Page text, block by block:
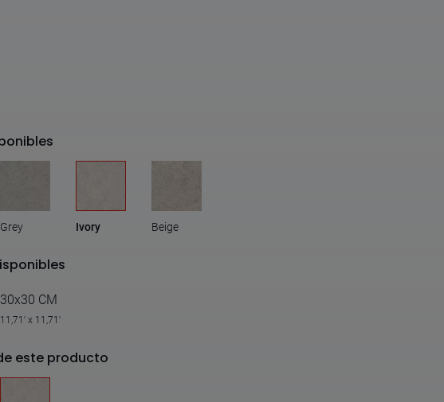
Grey Ivory Beige
30x30 CM
11,71' x 11,71'
este producto